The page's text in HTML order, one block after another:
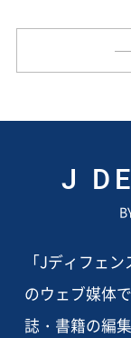
J
「Jディフェ
のウェブ媒体
誌・書籍の編